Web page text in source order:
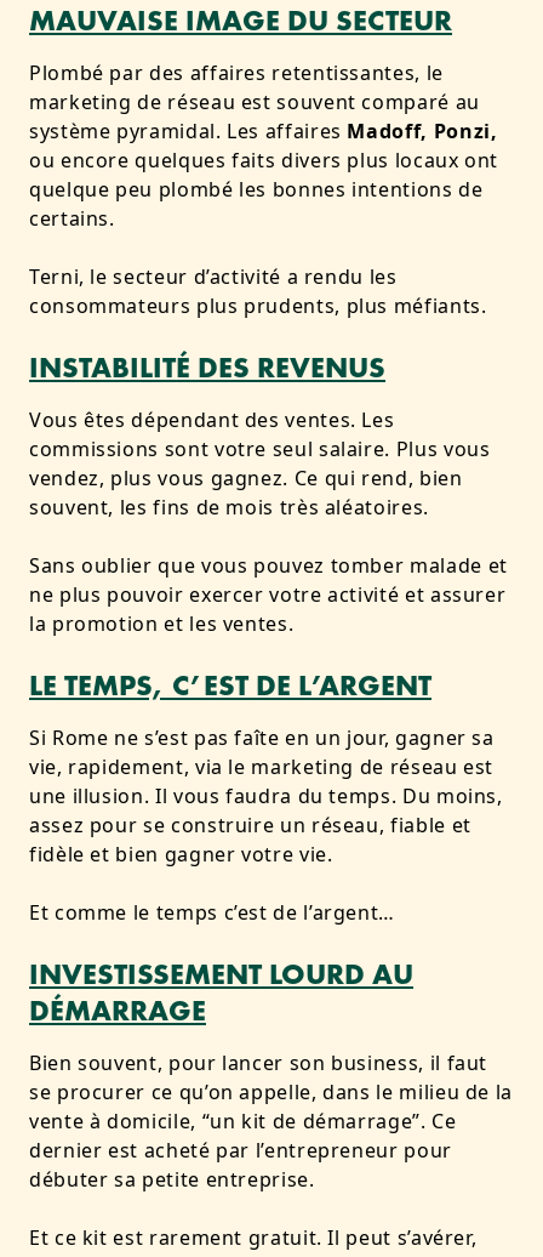
MAUVAISE IMAGE DU SECTEUR
Plombé par des affaires retentissantes, le
marketing de réseau est souvent comparé au
système pyramidal. Les affaires Madoff, Ponzi,
ou encore quelques faits divers plus locaux ont
quelque peu plombé les bonnes intentions de
certains.
Terni, le secteur d’activité a rendu les
consommateurs plus prudents, plus méfiants.
INSTABILITÉ DES REVENUS
Vous êtes dépendant des ventes. Les
commissions sont votre seul salaire. Plus vous
vendez, plus vous gagnez. Ce qui rend, bien
souvent, les fins de mois très aléatoires.
Sans oublier que vous pouvez tomber malade et
ne plus pouvoir exercer votre activité et assurer
la promotion et les ventes.
LE TEMPS, C’EST DE L’ARGENT
Si Rome ne s’est pas faîte en un jour, gagner sa
vie, rapidement, via le marketing de réseau est
une illusion. Il vous faudra du temps. Du moins,
assez pour se construire un réseau, fiable et
fidèle et bien gagner votre vie.
Et comme le temps c’est de l’argent…
INVESTISSEMENT LOURD AU
DÉMARRAGE
Bien souvent, pour lancer son business, il faut
se procurer ce qu’on appelle, dans le milieu de la
vente à domicile, “un kit de démarrage”. Ce
dernier est acheté par l’entrepreneur pour
débuter sa petite entreprise.
Et ce kit est rarement gratuit. Il peut s’avérer,